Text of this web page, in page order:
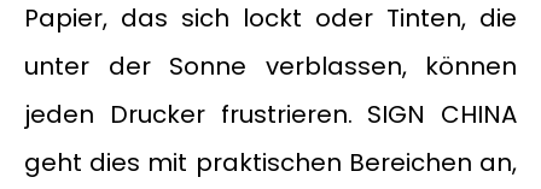
Papier, das sich lockt oder Tinten, die
unter der Sonne verblassen, können
jeden Drucker frustrieren. SIGN CHINA
geht dies mit praktischen Bereichen an,